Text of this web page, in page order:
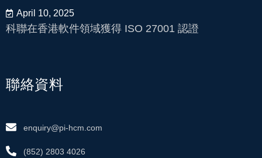
April 10, 2025
科聯在香港軟件領域獲得 ISO 27001 認證
聯絡資料
enquiry@pi-hcm.com
(852) 2803 4026